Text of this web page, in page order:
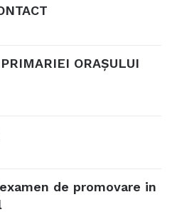
ORAŞULUI
de promovare in